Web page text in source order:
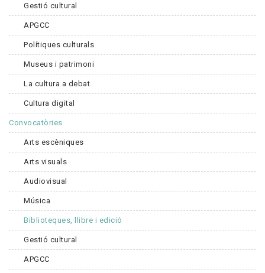
Gestió cultural
APGCC
Polítiques culturals
Museus i patrimoni
La cultura a debat
Cultura digital
Convocatòries
Arts escèniques
Arts visuals
Audiovisual
Música
Biblioteques, llibre i edició
Gestió cultural
APGCC